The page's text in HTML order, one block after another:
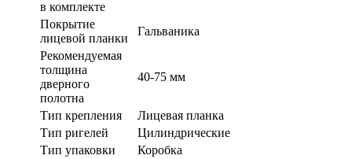
в комплекте
Покрытие
лицевой планки
Гальваника
Рекомендуемая
толщина
дверного
полотна
40-75 мм
Тип крепления
Лицевая планка
Тип ригелей
Цилиндрические
Тип упаковки
Коробка